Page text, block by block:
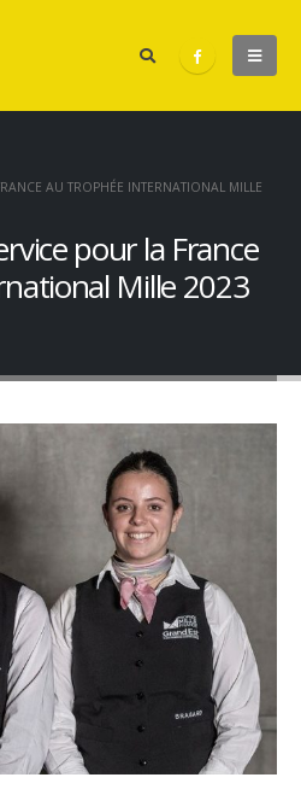
AU TROPHÉE INTERNATIONAL MILLE
pour la France
Mille 2023